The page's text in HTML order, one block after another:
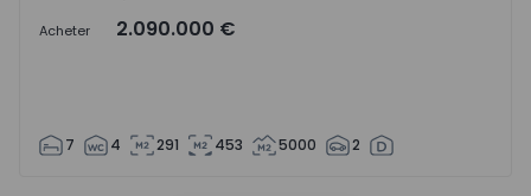
Acheter 2.090.000 €
7 4 291 453 5000 2